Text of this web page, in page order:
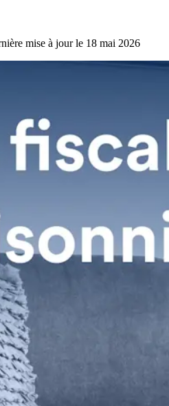
mise à jour le 18 mai 2026